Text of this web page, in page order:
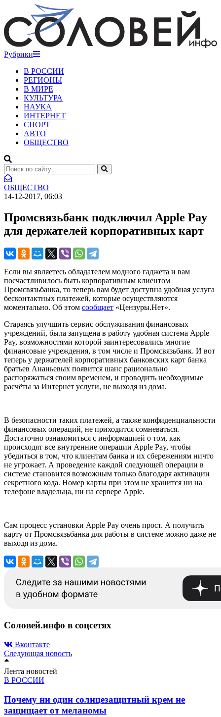
Рубрики
В РОССИИ
РЕГИОНЫ
В МИРЕ
КУЛЬТУРА
НАУКА
ИНТЕРНЕТ
СПОРТ
АВТО
ОБЩЕСТВО
ОБЩЕСТВО
14-12-2017, 06:03
Промсвязьбанк подключил Apple Pay
для держателей корпоративных карт
Если вы являетесь обладателем модного гаджета и вам
посчастливилось быть корпоративным клиентом
Промсвязьбанка, то теперь вам будет доступна удобная услуга
бесконтактных платежей, которые осуществляются
моментально. Об этом сообщает «Цензуры.Нет».
Стараясь улучшить сервис обслуживания финансовых
учреждений, была запущена в работу удобная система Apple
Pay, возможностями которой заинтересовались многие
финансовые учреждения, в том числе и Промсвязьбанк. И вот
теперь у держателей корпоративных банковских карт банка
братьев Ананьевых появится шанс рационально
распоряжаться своим временем, и проводить необходимые
расчёты за Интернет услуги, не выходя из дома.
В безопасности таких платежей, а также конфиденциальности
финансовых операций, не приходится сомневаться.
Достаточно ознакомиться с информацией о том, как
происходят все внутренние операции Apple Pay, чтобы
убедиться в том, что клиентам банка и их сбережениям ничто
не угрожает. А проведение каждой следующей операции в
системе становится возможным только благодаря активации
секретного кода. Номер карты при этом не хранится ни на
телефоне владельца, ни на сервере Apple.
Сам процесс установки Apple Pay очень прост. А получить
карту от Промсвязьбанка для работы в системе можно даже не
выходя из дома.
Соловей.инфо в соцсетях
Вконтакте
Следующая новость
Лента новостей
В РОССИИ
Почему ни один солнцезащитный крем не
защищает от меланомы